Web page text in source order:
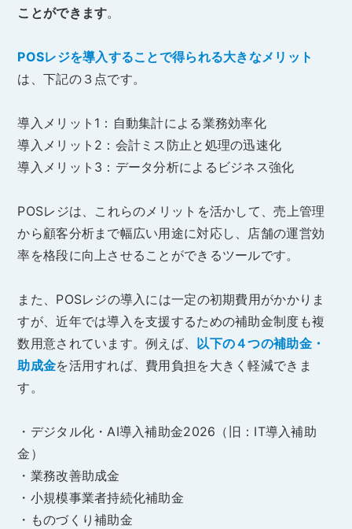
ことができます。
POSレジを導入することで得られる大きなメリット
は、下記の３点です。
導入メリット1：自動集計による業務効率化
導入メリット2：会計ミス防止と処理の迅速化
導入メリット3：データ分析によるビジネス強化
POSレジは、これらのメリットを活かして、売上管理
から顧客分析まで幅広い用途に対応し、店舗の運営効
率を格段に向上させることができるツールです。
また、POSレジの導入には一定の初期費用がかかりま
すが、近年では導入を支援するための補助金制度も複
数用意されています。例えば、 以下の４つの補助金・
助成金を活用すれば、費用負担を大きく軽減できま
す。
・デジタル化・AI導入補助金2026（旧：IT導入補助
金）
・業務改善助成金
・小規模事業者持続化補助金
・ものづくり補助金